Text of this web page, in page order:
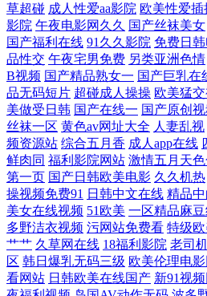
产噜噜 三级片播放器 wwwwww欧美 欧美
欧美激情精品一区 星空影院网 韩日123区
女* 日本护士zz 91视频18 男女在线免费
视屏网站 香蕉视频在线下载 国产三級精
国产 日本熟女黄色视频一区二区三区 99
一页 老湿福利影院 一级欧美一级日韩片
产精品中文在线观看 神院达达兔午夜福利
草超碰 成人性爱aa影院 欧美性爱插
影院 午夜电影网久久 国产丝袜美女
国产福利在线 91久久影院 免费日
品性交 午夜宅男免费 另类亚洲色情
B视频 国产精品熟女一 国产巨乳在
品无码短片 超碰成人操操 欧美猛
美做受日韩 国产在线一 国产原创
丝袜一区 黄色av网址大全 人妻乱视
频资源站 综合五月香 成人app在线
鲜肉同 福利影院网站 激情五月天
第一页 国产日韩欧美电影 久久机热
操视频免费91 日韩中文在线 精品
美女在线视频 51欧美 一区精品麻
多野洁衣视频 污网站免费看 特级
艹艹 久草网在线 18福利影院 老司
区 韩日爆乳无码三级 欧美伦理电
看网站 日韩欧美在线国产 新91视频